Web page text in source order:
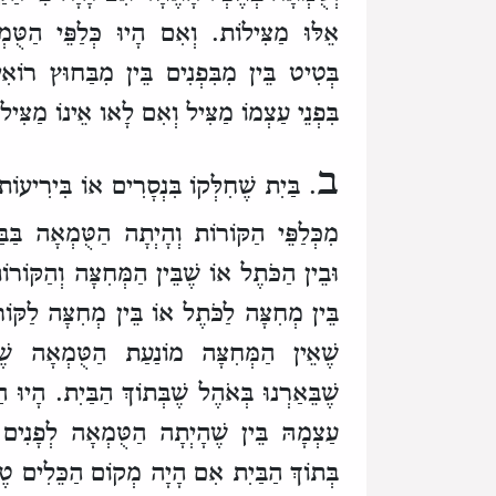
אֵלּוּ מַצִּילוֹת. וְאִם הָיוּ כְּלַפֵּי
בְּטִיט בֵּין מִבִּפְנִים בֵּין מִבַּחוּץ
בִּפְנֵי עַצְמוֹ מַצִּיל וְאִם לָאו אֵינוֹ
ב. בַּיִת שֶׁחִלְּקוֹ בִּנְסָרִים אוֹ
מִכְּלַפֵּי הַקּוֹרוֹת וְהָיְתָה הַטֻּמְאָה
וּבֵין הַכֹּתֶל אוֹ שֶׁבֵּין הַמְּחִצָּה
בֵּין מְחִצָּה לַכֹּתֶל אוֹ בֵּין מְחִצָּה
שֶׁאֵין הַמְּחִצָּה מוֹנַעַת הַטֻּמְאָה
שֶׁבֵּאַרְנוּ בְּאֹהֶל שֶׁבְּתוֹךְ הַבַּיִת. הָיוּ
עַצְמָהּ בֵּין שֶׁהָיְתָה הַטֻּמְאָה
בְּתוֹךְ הַבַּיִת אִם הָיָה מְקוֹם